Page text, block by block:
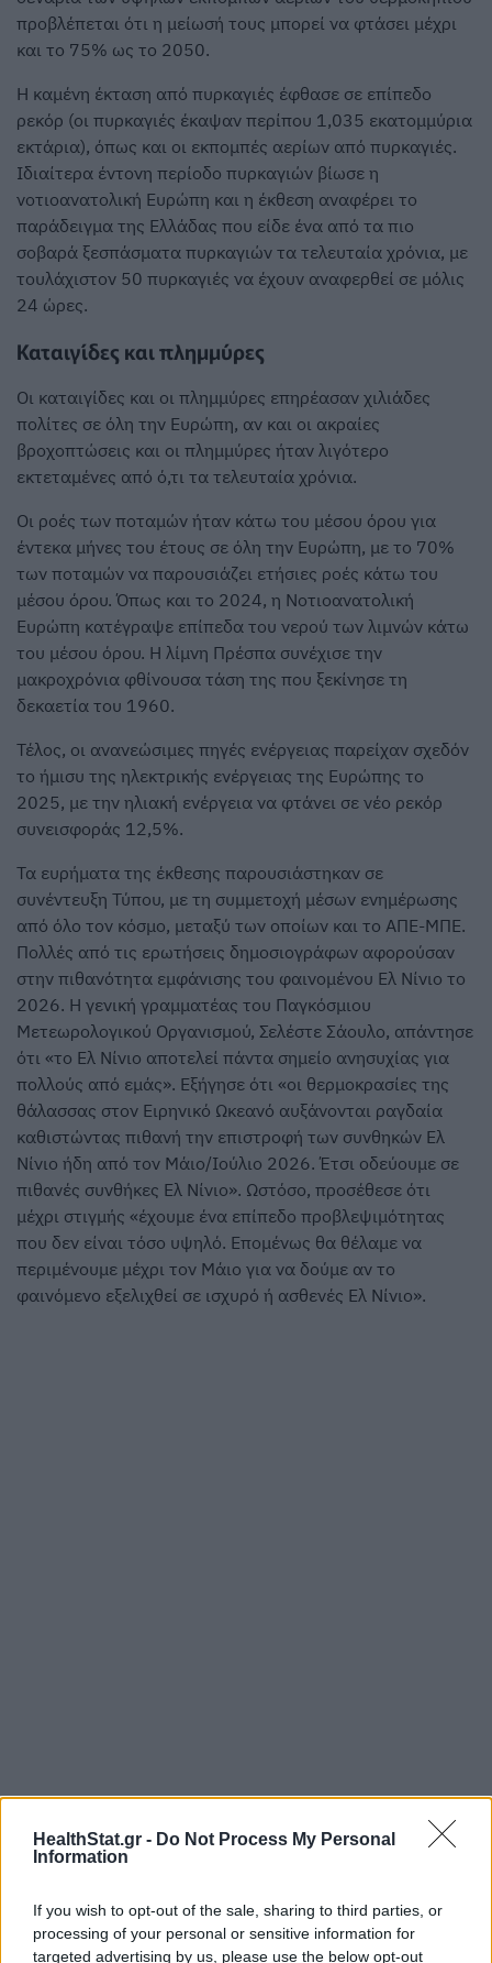
HealthStat.gr - Do Not Process My Personal
Information
If you wish to opt-out of the sale, sharing to third parties, or
processing of your personal or sensitive information for
targeted advertising by us, please use the below opt-out
προβλέπεται ότι η μείωσή τους μπορεί να φτάσει μέχρι
και το 75% ως το 2050.
Η καμένη έκταση από πυρκαγιές έφθασε σε επίπεδο
ρεκόρ (οι πυρκαγιές έκαψαν περίπου 1,035 εκατομμύρια
εκτάρια), όπως και οι εκπομπές αερίων από πυρκαγιές.
Ιδιαίτερα έντονη περίοδο πυρκαγιών βίωσε η
νοτιοανατολική Ευρώπη και η έκθεση αναφέρει το
παράδειγμα της Ελλάδας που είδε ένα από τα πιο
σοβαρά ξεσπάσματα πυρκαγιών τα τελευταία χρόνια, με
τουλάχιστον 50 πυρκαγιές να έχουν αναφερθεί σε μόλις
24 ώρες.
Καταιγίδες και πλημμύρες
Οι καταιγίδες και οι πλημμύρες επηρέασαν χιλιάδες
πολίτες σε όλη την Ευρώπη, αν και οι ακραίες
βροχοπτώσεις και οι πλημμύρες ήταν λιγότερο
εκτεταμένες από ό,τι τα τελευταία χρόνια.
Οι ροές των ποταμών ήταν κάτω του μέσου όρου για
έντεκα μήνες του έτους σε όλη την Ευρώπη, με το 70%
των ποταμών να παρουσιάζει ετήσιες ροές κάτω του
μέσου όρου. Όπως και το 2024, η Νοτιοανατολική
Ευρώπη κατέγραψε επίπεδα του νερού των λιμνών κάτω
του μέσου όρου. Η λίμνη Πρέσπα συνέχισε την
μακροχρόνια φθίνουσα τάση της που ξεκίνησε τη
δεκαετία του 1960.
Τέλος, οι ανανεώσιμες πηγές ενέργειας παρείχαν σχεδόν
το ήμισυ της ηλεκτρικής ενέργειας της Ευρώπης το
2025, με την ηλιακή ενέργεια να φτάνει σε νέο ρεκόρ
συνεισφοράς 12,5%.
Τα ευρήματα της έκθεσης παρουσιάστηκαν σε
συνέντευξη Τύπου, με τη συμμετοχή μέσων ενημέρωσης
από όλο τον κόσμο, μεταξύ των οποίων και το ΑΠΕ-ΜΠΕ.
Πολλές από τις ερωτήσεις δημοσιογράφων αφορούσαν
στην πιθανότητα εμφάνισης του φαινομένου Ελ Νίνιο το
2026. Η γενική γραμματέας του Παγκόσμιου
Μετεωρολογικού Οργανισμού, Σελέστε Σάουλο, απάντησε
ότι «το Ελ Νίνιο αποτελεί πάντα σημείο ανησυχίας για
πολλούς από εμάς». Εξήγησε ότι «οι θερμοκρασίες της
θάλασσας στον Ειρηνικό Ωκεανό αυξάνονται ραγδαία
καθιστώντας πιθανή την επιστροφή των συνθηκών Ελ
Νίνιο ήδη από τον Μάιο/Ιούλιο 2026. Έτσι οδεύουμε σε
πιθανές συνθήκες Ελ Νίνιο». Ωστόσο, προσέθεσε ότι
μέχρι στιγμής «έχουμε ένα επίπεδο προβλεψιμότητας
που δεν είναι τόσο υψηλό. Επομένως θα θέλαμε να
περιμένουμε μέχρι τον Μάιο για να δούμε αν το
φαινόμενο εξελιχθεί σε ισχυρό ή ασθενές Ελ Νίνιο».